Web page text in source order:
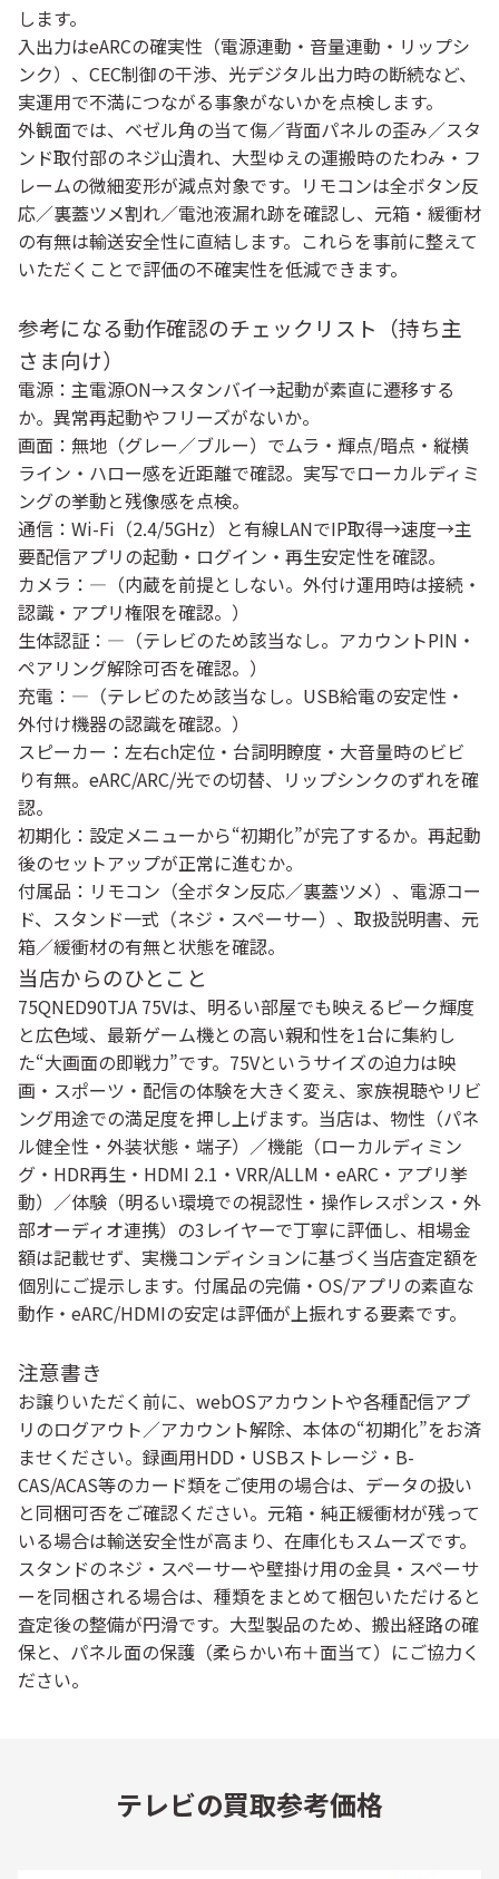
します。
入出力はeARCの確実性（電源連動・音量連動・リップシ
ンク） 、CEC制御の干渉、光デジタル出力時の断続など、
実運用で不満につながる事象がないかを点検します。
外観面では、 ベゼル角の当て傷／背面パネルの歪み／スタ
ンド取付部のネジ山潰れ、大型ゆえの運搬時のたわみ・フ
レームの微細変形が減点対象です。リモコンは全ボタン反
応／裏蓋ツメ割れ／電池液漏れ跡を確認し、元箱・緩衝材
の有無は輸送安全性に直結します。これらを事前に整えて
いただくことで評価の不確実性を低減できます。
参考になる動作確認のチェックリスト（持ち主
さま向け）
電源 ：主電源ON→スタンバイ→起動が素直に遷移する
か。異常再起動やフリーズがないか。
画面 ：無地（グレー／ブルー）でムラ・輝点/暗点・縦横
ライン・ハロー感を近距離で確認。実写でローカルディミ
ングの挙動と残像感を点検。
通信 ：Wi-Fi（2.4/5GHz）と有線LANでIP取得→速度→主
要配信アプリの起動・ログイン・再生安定性を確認。
カメラ ：—（内蔵を前提としない。外付け運用時は接続・
認識・アプリ権限を確認。）
生体認証 ：—（テレビのため該当なし。アカウントPIN・
ペアリング解除可否を確認。）
充電 ：—（テレビのため該当なし。USB給電の安定性・
外付け機器の認識を確認。）
スピーカー ：左右ch定位・台詞明瞭度・大音量時のビビ
り有無。eARC/ARC/光での切替、リップシンクのずれを確
認。
初期化 ：設定メニューから“初期化”が完了するか。再起動
後のセットアップが正常に進むか。
付属品 ：リモコン（全ボタン反応／裏蓋ツメ）、電源コー
ド、 スタンド一式（ネジ・スペーサー） 、取扱説明書、 元
箱／緩衝材の有無と状態を確認。
当店からのひとこと
75QNED90TJA 75Vは、 明るい部屋でも映えるピーク輝度
と広色域、最新ゲーム機との高い親和性を1台に集約し
た“大画面の即戦力”です。75Vというサイズの迫力は映
画・スポーツ・配信の体験を大きく変え、家族視聴やリビ
ング用途での満足度を押し上げます。当店は、物性（パネ
ル健全性・外装状態・端子）／機能（ローカルディミン
グ・HDR再生・HDMI 2.1・VRR/ALLM・eARC・アプリ挙
動）／体験（明るい環境での視認性・操作レスポンス・外
部オーディオ連携）の3レイヤーで丁寧に評価し、 相場金
額は記載せず、実機コンディションに基づく当店査定額を
個別にご提示します。 付属品の完備・OS/アプリの素直な
動作・eARC/HDMIの安定は評価が上振れする要素です。
注意書き
お譲りいただく前に、 webOSアカウントや各種配信アプ
リのログアウト／アカウント解除、本体の“初期化”をお済
ませください。録画用HDD・USBストレージ・B-
CAS/ACAS等のカード類をご使用の場合は、データの扱い
と同梱可否をご確認ください。 元箱・純正緩衝材が残って
いる場合は輸送安全性が高まり、在庫化もスムーズです。
スタンドのネジ・スペーサーや壁掛け用の金具・スペーサ
ーを同梱される場合は、種類をまとめて梱包いただけると
査定後の整備が円滑です。大型製品のため、搬出経路の確
保と、パネル面の保護（柔らかい布＋面当て）にご協力く
ださい。
テレビの買取参考価格